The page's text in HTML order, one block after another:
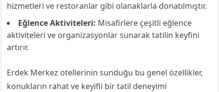
hizmetleri ve restoranlar gibi olanaklarla donatılmıştır.
Eğlence Aktiviteleri: Misafirlere çeşitli eğlence
aktiviteleri ve organizasyonlar sunarak tatilin keyfini
artırır.
Erdek Merkez otellerinin sunduğu bu genel özellikler,
konukların rahat ve keyifli bir tatil deneyimi